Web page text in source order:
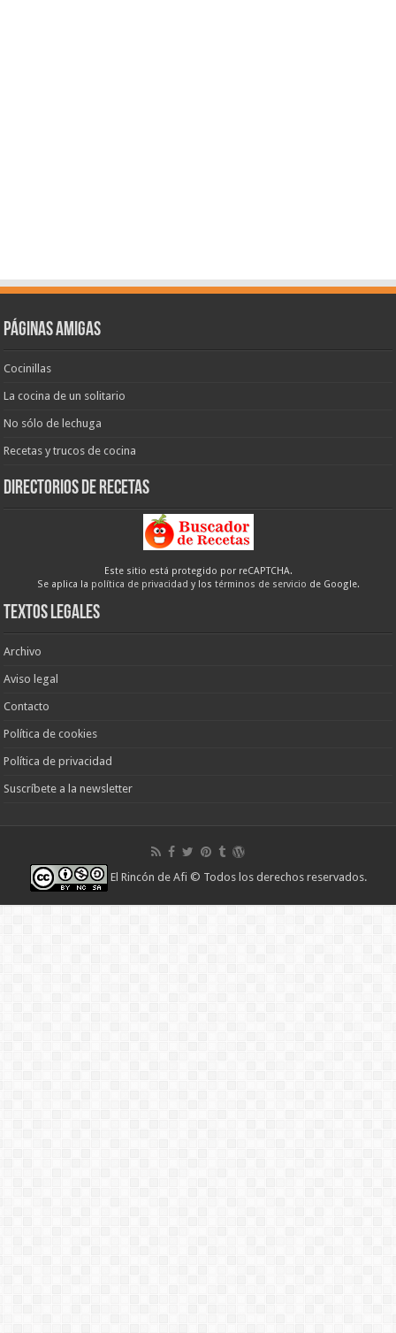
Páginas amigas
Cocinillas
La cocina de un solitario
No sólo de lechuga
Recetas y trucos de cocina
Directorios de recetas
Este sitio está protegido por reCAPTCHA.
Se aplica la política de privacidad y los términos de servicio de Google.
Textos legales
Archivo
Aviso legal
Contacto
Política de cookies
Política de privacidad
Suscríbete a la newsletter
El Rincón de Afi © Todos los derechos reservados.